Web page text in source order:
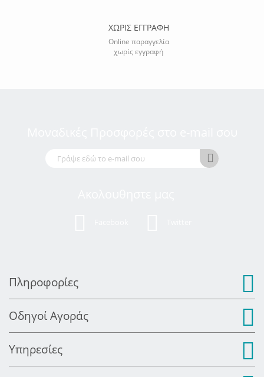
ΧΩΡΙΣ ΕΓΓΡΑΦΗ
Online παραγγελία
χωρίς εγγραφή
Πληροφορίες
Οδηγοί Αγοράς
Υπηρεσίες